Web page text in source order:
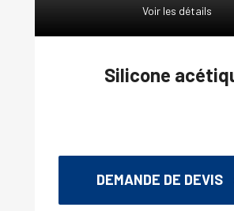
Voir les détails
Silicone
DEMANDE DE DEVIS